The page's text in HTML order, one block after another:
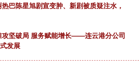
巴陈星旭剧宣变肿、新剧被质疑注水，
攻坚破局 服务赋能增长——连云港分公司
发展